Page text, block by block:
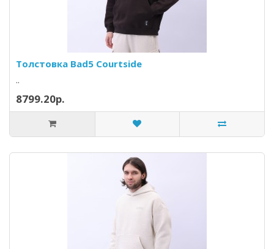
Толстовка Bad5 Courtside
..
8799.20р.